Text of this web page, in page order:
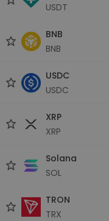
USDT
BNB
BNB
USDC
USDC
XRP
XRP
Solana
SOL
TRON
TRX